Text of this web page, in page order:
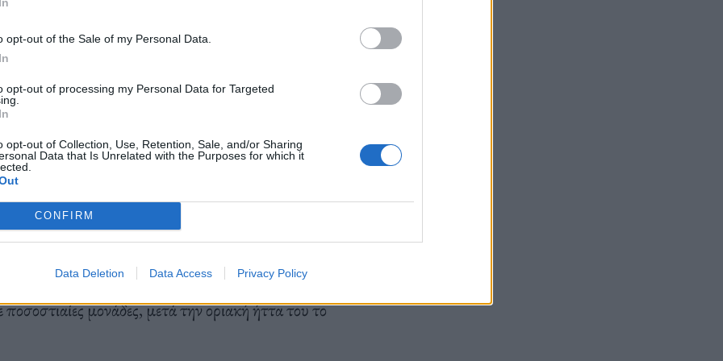
opt-out of the Sale of my Personal Data.
opt-out of processing my Personal Data for Targeted
opt-out of Collection, Use, Retention, Sale, and/or Sharing
Data that Is Unrelated with the Purposes for which it
CONFIRM
Data Deletion Data Access Privacy Policy
εκστρατεία το 2016, ο Κερκ μετέτρεψε
συντηρητικές ομάδες του
εκστρατεία «get-out-the-vote» για την
να ενεργοποιήσει τους
Ο Τραμπ κέρδισε την Αριζόνα, την
μονάδες, μετά την οριακή ήττα του το